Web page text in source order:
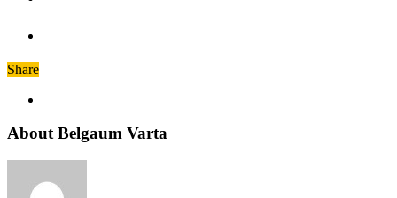
Share
About Belgaum Varta